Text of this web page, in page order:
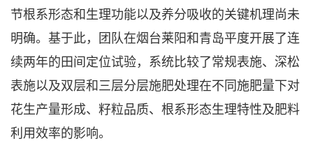
节根系形态和生理功能以及养分吸收的关键机理尚未
明确。基于此，团队在烟台莱阳和青岛平度开展了连
续两年的田间定位试验，系统比较了常规表施、深松
表施以及双层和三层分层施肥处理在不同施肥量下对
花生产量形成、籽粒品质、根系形态生理特性及肥料
利用效率的影响。